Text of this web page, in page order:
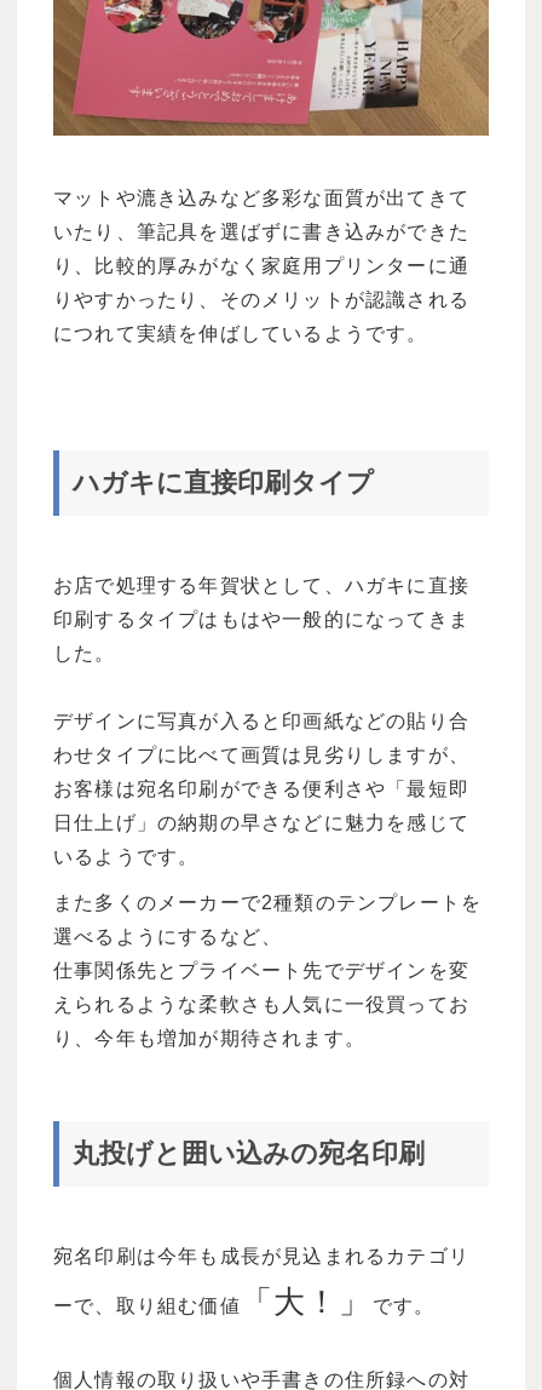
マットや漉き込みなど多彩な面質が出てきて
いたり、筆記具を選ばずに書き込みができた
り、比較的厚みがなく家庭用プリンターに通
りやすかったり、そのメリットが認識される
につれて実績を伸ばしているようです。
ハガキに直接印刷タイプ
お店で処理する年賀状として、ハガキに直接
印刷するタイプはもはや一般的になってきま
した。
デザインに写真が入ると印画紙などの貼り合
わせタイプに比べて画質は見劣りしますが、
お客様は宛名印刷ができる便利さや「最短即
日仕上げ」の納期の早さなどに魅力を感じて
いるようです。
また多くのメーカーで2種類のテンプレートを
選べるようにするなど、
仕事関係先とプライベート先でデザインを変
えられるような柔軟さも人気に一役買ってお
り、今年も増加が期待されます。
丸投げと囲い込みの宛名印刷
宛名印刷は今年も成長が見込まれるカテゴリ
ーで、取り組む価値 「大！」 です。
個人情報の取り扱いや手書きの住所録への対